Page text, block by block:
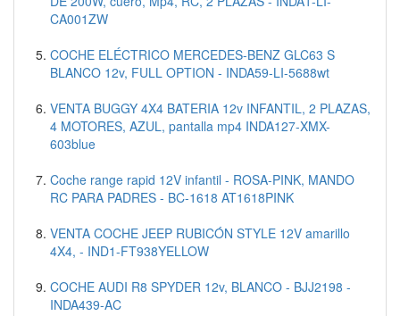
CA001ZW
COCHE ELÉCTRICO MERCEDES-BENZ GLC63 S
BLANCO 12v, FULL OPTION - INDA59-LI-5688wt
VENTA BUGGY 4X4 BATERIA 12v INFANTIL, 2 PLAZAS,
4 MOTORES, AZUL, pantalla mp4 INDA127-XMX-
603blue
Coche range rapid 12V infantil - ROSA-PINK, MANDO
RC PARA PADRES - BC-1618 AT1618PINK
VENTA COCHE JEEP RUBICÓN STYLE 12V amarillo
4X4, - IND1-FT938YELLOW
COCHE AUDI R8 SPYDER 12v, BLANCO - BJJ2198 -
INDA439-AC